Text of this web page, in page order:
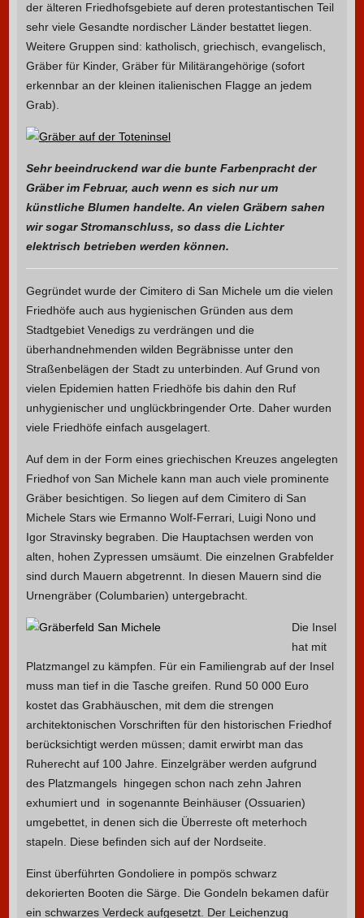
der älteren Friedhofsgebiete auf deren protestantischen Teil
sehr viele Gesandte nordischer Länder bestattet liegen.
Weitere Gruppen sind: katholisch, griechisch, evangelisch,
Gräber für Kinder, Gräber für Militärangehörige (sofort
erkennbar an der kleinen italienischen Flagge an jedem
Grab).
Sehr beeindruckend war die bunte Farbenpracht der
Gräber im Februar, auch wenn es sich nur um
künstliche Blumen handelte. An vielen Gräbern sahen
wir sogar Stromanschluss, so dass die Lichter
elektrisch betrieben werden können.
Gegründet wurde der Cimitero di San Michele um die vielen
Friedhöfe auch aus hygienischen Gründen aus dem
Stadtgebiet Venedigs zu verdrängen und die
überhandnehmenden wilden Begräbnisse unter den
Straßenbelägen der Stadt zu unterbinden. Auf Grund von
vielen Epidemien hatten Friedhöfe bis dahin den Ruf
unhygienischer und unglückbringender Orte. Daher wurden
viele Friedhöfe einfach ausgelagert.
Auf dem in der Form eines griechischen Kreuzes angelegten
Friedhof von San Michele kann man auch viele prominente
Gräber besichtigen. So liegen auf dem Cimitero di San
Michele Stars wie Ermanno Wolf-Ferrari, Luigi Nono und
Igor Stravinsky begraben. Die Hauptachsen werden von
alten, hohen Zypressen umsäumt. Die einzelnen Grabfelder
sind durch Mauern abgetrennt. In diesen Mauern sind die
Urnengräber (Columbarien) untergebracht.
Die Insel
hat mit
Platzmangel zu kämpfen. Für ein Familiengrab auf der Insel
muss man tief in die Tasche greifen. Rund 50 000 Euro
kostet das Grabhäuschen, mit dem die strengen
architektonischen Vorschriften für den historischen Friedhof
berücksichtigt werden müssen; damit erwirbt man das
Ruherecht auf 100 Jahre. Einzelgräber werden aufgrund
des Platzmangels hingegen schon nach zehn Jahren
exhumiert und in sogenannte Beinhäuser (Ossuarien)
umgebettet, in denen sich die Überreste oft meterhoch
stapeln. Diese befinden sich auf der Nordseite.
Einst überführten Gondoliere in pompös schwarz
dekorierten Booten die Särge. Die Gondeln bekamen dafür
ein schwarzes Verdeck aufgesetzt. Der Leichenzug